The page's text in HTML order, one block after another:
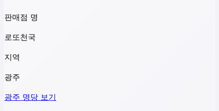
판매점 명
로또천국
지역
광주
광주 명당 보기